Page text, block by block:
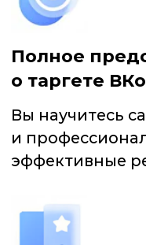
Актуальная
Вы узнаете много
информации. Курс
кабинете
которые длятся не